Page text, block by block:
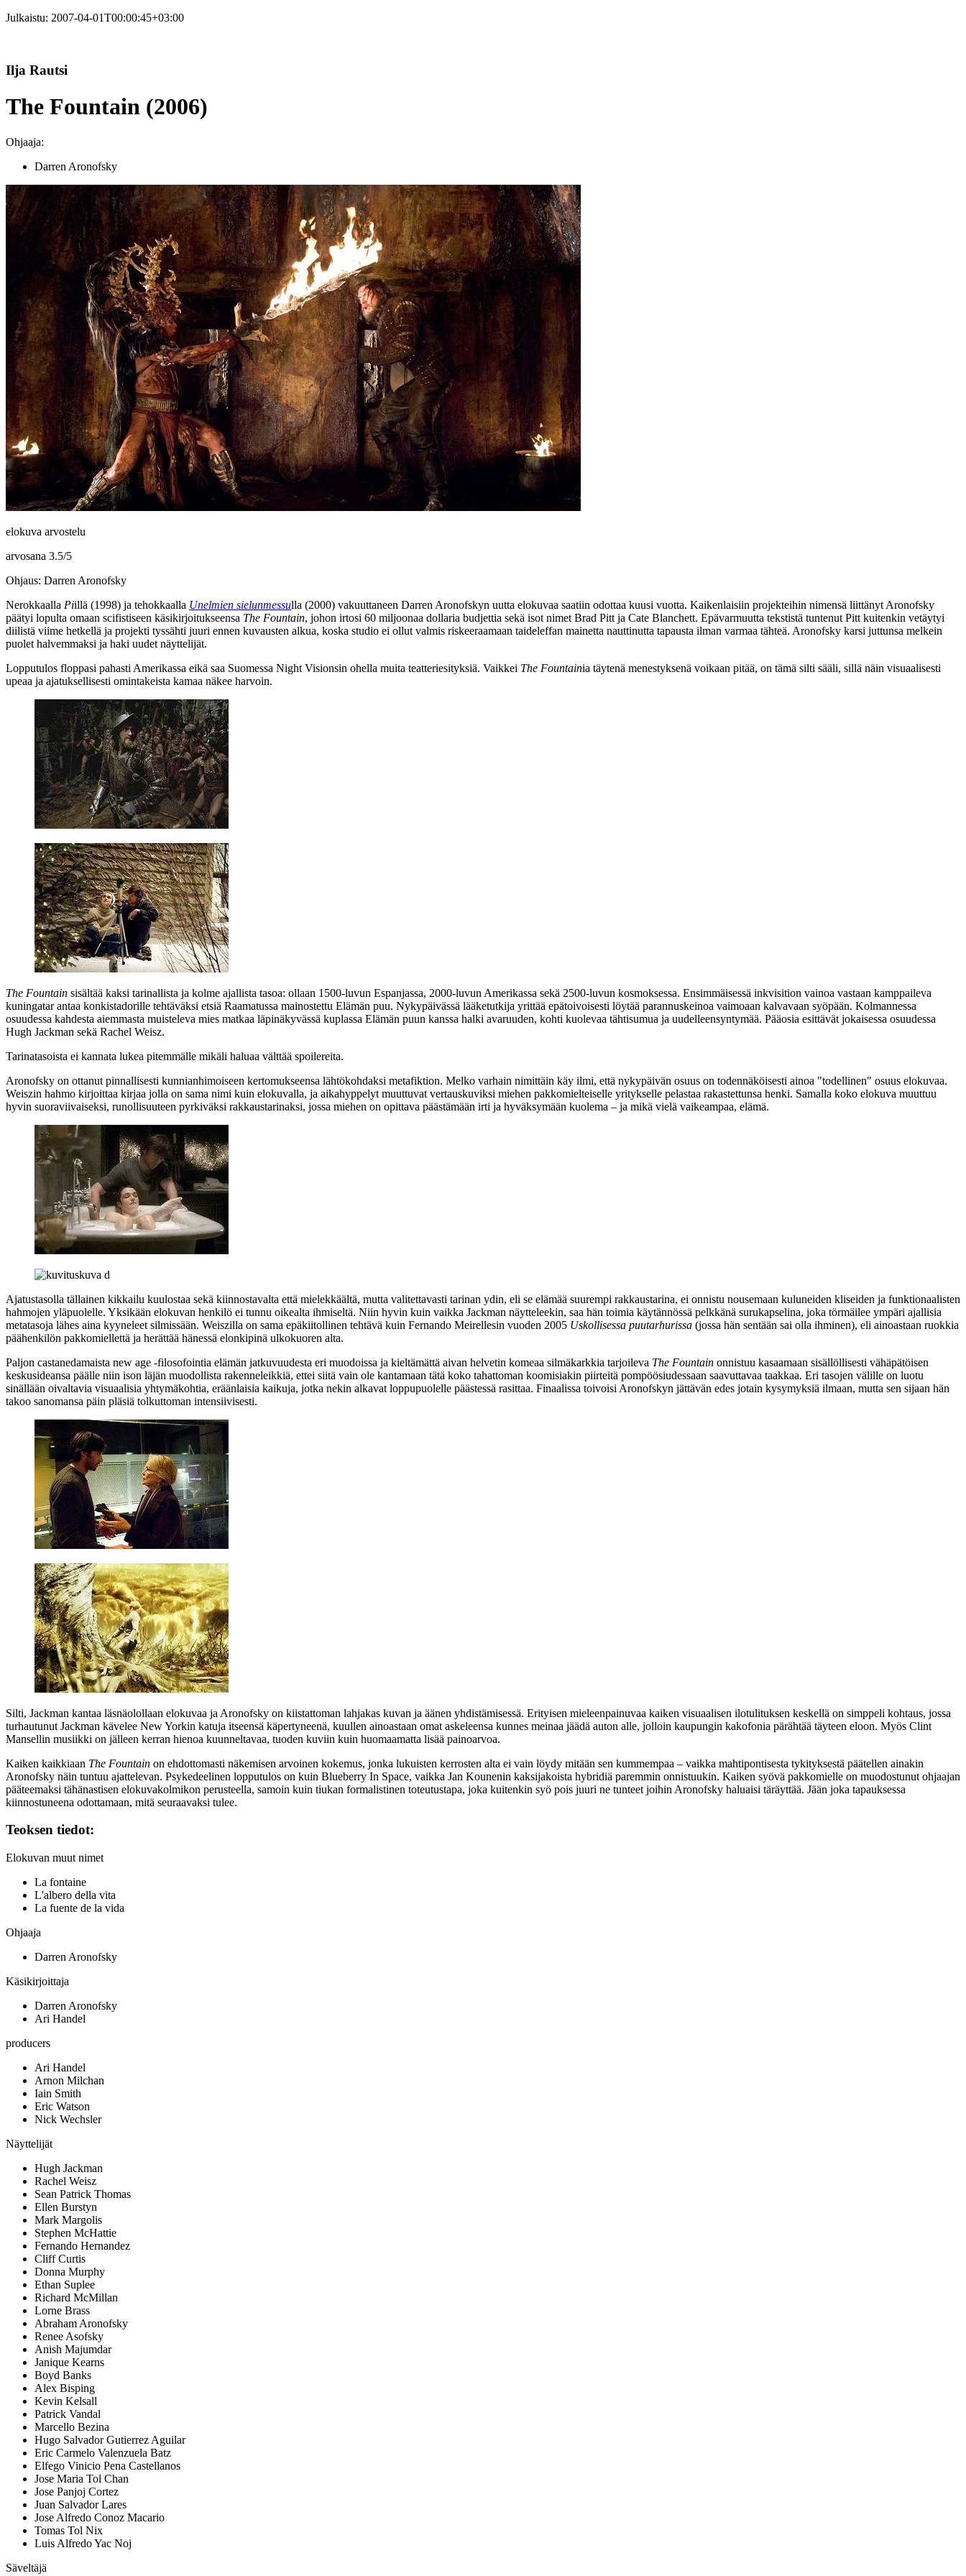
Julkaistu: 2007-04-01T00:00:45+03:00
Ilja Rautsi
The Fountain (2006)
Ohjaaja:
Darren Aronofsky
elokuva arvostelu
arvosana 3.5/5
Ohjaus: Darren Aronofsky
Nerokkaalla Piillä (1998) ja tehokkaalla Unelmien sielunmessulla (2000) vakuuttaneen Darren Aronofskyn uutta elokuvaa saatiin odottaa kuusi vuotta. Kaikenlaisiin projekteihin nimensä liittänyt Aronofsky
päätyi lopulta omaan scifistiseen käsikirjoitukseensa The Fountain, johon irtosi 60 miljoonaa dollaria budjettia sekä isot nimet Brad Pitt ja Cate Blanchett. Epävarmuutta tekstistä tuntenut Pitt kuitenkin vetäytyi
diilistä viime hetkellä ja projekti tyssähti juuri ennen kuvausten alkua, koska studio ei ollut valmis riskeeraamaan taideleffan mainetta nauttinutta tapausta ilman varmaa tähteä. Aronofsky karsi juttunsa melkein
puolet halvemmaksi ja haki uudet näyttelijät.
Lopputulos floppasi pahasti Amerikassa eikä saa Suomessa Night Visionsin ohella muita teatteriesityksiä. Vaikkei The Fountainia täytenä menestyksenä voikaan pitää, on tämä silti sääli, sillä näin visuaalisesti
upeaa ja ajatuksellisesti omintakeista kamaa näkee harvoin.
The Fountain sisältää kaksi tarinallista ja kolme ajallista tasoa: ollaan 1500‑luvun Espanjassa, 2000‑luvun Amerikassa sekä 2500‑luvun kosmoksessa. Ensimmäisessä inkvisition vainoa vastaan kamppaileva
kuningatar antaa konkistadorille tehtäväksi etsiä Raamatussa mainostettu Elämän puu. Nykypäivässä lääketutkija yrittää epätoivoisesti löytää parannuskeinoa vaimoaan kalvavaan syöpään. Kolmannessa
osuudessa kahdesta aiemmasta muisteleva mies matkaa läpinäkyvässä kuplassa Elämän puun kanssa halki avaruuden, kohti kuolevaa tähtisumua ja uudelleensyntymää. Pääosia esittävät jokaisessa osuudessa
Hugh Jackman sekä Rachel Weisz.
Tarinatasoista ei kannata lukea pitemmälle mikäli haluaa välttää spoilereita.
Aronofsky on ottanut pinnallisesti kunnianhimoiseen kertomukseensa lähtökohdaksi metafiktion. Melko varhain nimittäin käy ilmi, että nykypäivän osuus on todennäköisesti ainoa "todellinen" osuus elokuvaa.
Weiszin hahmo kirjoittaa kirjaa jolla on sama nimi kuin elokuvalla, ja aikahyppelyt muuttuvat vertauskuviksi miehen pakkomielteiselle yritykselle pelastaa rakastettunsa henki. Samalla koko elokuva muuttuu
hyvin suoraviivaiseksi, runollisuuteen pyrkiväksi rakkaustarinaksi, jossa miehen on opittava päästämään irti ja hyväksymään kuolema – ja mikä vielä vaikeampaa, elämä.
Ajatustasolla tällainen kikkailu kuulostaa sekä kiinnostavalta että mielekkäältä, mutta valitettavasti tarinan ydin, eli se elämää suurempi rakkaustarina, ei onnistu nousemaan kuluneiden kliseiden ja funktionaalisten
hahmojen yläpuolelle. Yksikään elokuvan henkilö ei tunnu oikealta ihmiseltä. Niin hyvin kuin vaikka Jackman näytteleekin, saa hän toimia käytännössä pelkkänä surukapselina, joka törmäilee ympäri ajallisia
metatasoja lähes aina kyyneleet silmissään. Weiszilla on sama epäkiitollinen tehtävä kuin Fernando Meirellesin vuoden 2005 Uskollisessa puutarhurissa (jossa hän sentään sai olla ihminen), eli ainoastaan ruokkia
päähenkilön pakkomiellettä ja herättää hänessä elonkipinä ulkokuoren alta.
Paljon castanedamaista new age ‑filosofointia elämän jatkuvuudesta eri muodoissa ja kieltämättä aivan helvetin komeaa silmäkarkkia tarjoileva The Fountain onnistuu kasaamaan sisällöllisesti vähäpätöisen
keskusideansa päälle niin ison läjän muodollista rakenneleikkiä, ettei siitä vain ole kantamaan tätä koko tahattoman koomisiakin piirteitä pompöösiudessaan saavuttavaa taakkaa. Eri tasojen välille on luotu
sinällään oivaltavia visuaalisia yhtymäkohtia, eräänlaisia kaikuja, jotka nekin alkavat loppupuolelle päästessä rasittaa. Finaalissa toivoisi Aronofskyn jättävän edes jotain kysymyksiä ilmaan, mutta sen sijaan hän
takoo sanomansa päin pläsiä tolkuttoman intensiivisesti.
Silti, Jackman kantaa läsnäolollaan elokuvaa ja Aronofsky on kiistattoman lahjakas kuvan ja äänen yhdistämisessä. Erityisen mieleenpainuvaa kaiken visuaalisen ilotulituksen keskellä on simppeli kohtaus, jossa
turhautunut Jackman kävelee New Yorkin katuja itseensä käpertyneenä, kuullen ainoastaan omat askeleensa kunnes meinaa jäädä auton alle, jolloin kaupungin kakofonia pärähtää täyteen eloon. Myös Clint
Mansellin musiikki on jälleen kerran hienoa kuunneltavaa, tuoden kuviin kuin huomaamatta lisää painoarvoa.
Kaiken kaikkiaan The Fountain on ehdottomasti näkemisen arvoinen kokemus, jonka lukuisten kerrosten alta ei vain löydy mitään sen kummempaa – vaikka mahtipontisesta tykityksestä päätellen ainakin
Aronofsky näin tuntuu ajattelevan. Psykedeelinen lopputulos on kuin Blueberry In Space, vaikka Jan Kounenin kaksijakoista hybridiä paremmin onnistuukin. Kaiken syövä pakkomielle on muodostunut ohjaajan
pääteemaksi tähänastisen elokuvakolmikon perusteella, samoin kuin tiukan formalistinen toteutustapa, joka kuitenkin syö pois juuri ne tunteet joihin Aronofsky haluaisi täräyttää. Jään joka tapauksessa
kiinnostuneena odottamaan, mitä seuraavaksi tulee.
Teoksen tiedot:
Elokuvan muut nimet
La fontaine
L'albero della vita
La fuente de la vida
Ohjaaja
Darren Aronofsky
Käsikirjoittaja
Darren Aronofsky
Ari Handel
producers
Ari Handel
Arnon Milchan
Iain Smith
Eric Watson
Nick Wechsler
Näyttelijät
Hugh Jackman
Rachel Weisz
Sean Patrick Thomas
Ellen Burstyn
Mark Margolis
Stephen McHattie
Fernando Hernandez
Cliff Curtis
Donna Murphy
Ethan Suplee
Richard McMillan
Lorne Brass
Abraham Aronofsky
Renee Asofsky
Anish Majumdar
Janique Kearns
Boyd Banks
Alex Bisping
Kevin Kelsall
Patrick Vandal
Marcello Bezina
Hugo Salvador Gutierrez Aguilar
Eric Carmelo Valenzuela Batz
Elfego Vinicio Pena Castellanos
Jose Maria Tol Chan
Jose Panjoj Cortez
Juan Salvador Lares
Jose Alfredo Conoz Macario
Tomas Tol Nix
Luis Alfredo Yac Noj
Säveltäjä